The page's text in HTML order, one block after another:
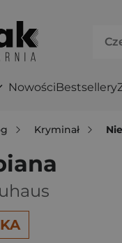
NowościBestsellery
Kryminał